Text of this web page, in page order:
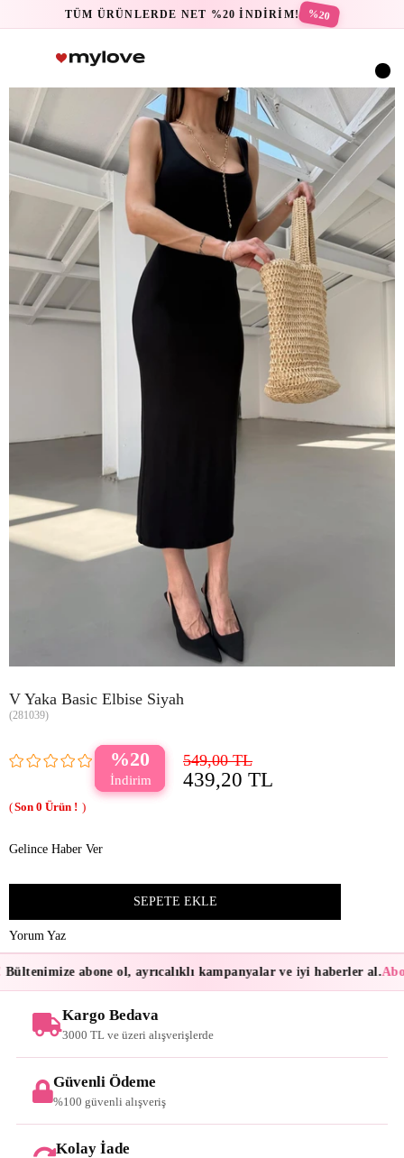
TÜM ÜRÜNLERDE NET %20 İNDİRİM! %20
V Yaka Basic Elbise Siyah
(281039)
20 549,00 TL
439,20 TL
0
Gelince Haber Ver
Yorum Yaz
abone ol, ayrıcalıklı kampanyalar ve iyi haberler al.
Kargo Bedava
3000 TL ve üzeri alışverişlerde
Güvenli Ödeme
%100 güvenli alışveriş
Kolay İade